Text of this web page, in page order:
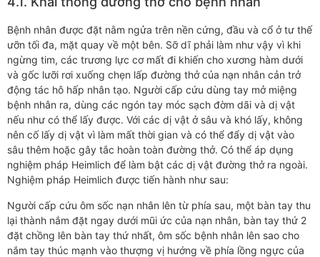
Bệnh nhân được đặt nằm ngửa trên nền cứng, đầu và cổ ở tư thế
ưỡn tối đa, mặt quay về một bên. Sỡ dĩ phải làm như vậy vì khi
ngừng tim, các trương lực cơ mất đi khiến cho xương hàm dưới
và gốc lưỡi rơi xuống chẹn lấp đường thở của nạn nhân cản trở
động tác hô hấp nhân tạo. Người cấp cứu dùng tay mở miệng
bệnh nhân ra, dùng các ngón tay móc sạch đờm dãi và dị vật
nếu như có thể lấy được. Với các dị vật ở sâu và khó lấy, không
nên cố lấy dị vật vì làm mất thời gian và có thể đẩy dị vật vào
sâu thêm hoặc gây tắc hoàn toàn đường thở. Có thể áp dụng
nghiệm pháp Heimlich để làm bật các dị vật đường thở ra ngoài.
Nghiệm pháp Heimlich được tiến hành như sau:
Người cấp cứu ôm sốc nạn nhân lên từ phía sau, một bàn tay thu
lại thành nắm đặt ngay dưới mũi ức của nạn nhân, bàn tay thứ 2
đặt chồng lên bàn tay thứ nhất, ôm sốc bệnh nhân lên sao cho
nắm tay thúc mạnh vào thượng vị hướng về phía lồng ngực của